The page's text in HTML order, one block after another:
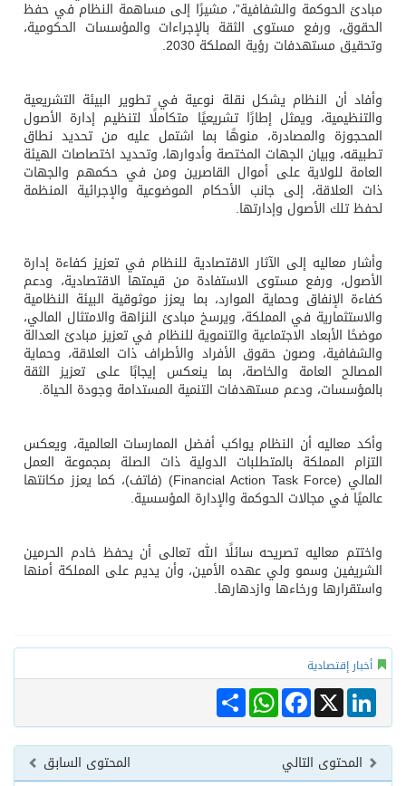
مبادئ الحوكمة والشفافية”، مشيرًا إلى مساهمة النظام في حفظ
الحقوق، ورفع مستوى الثقة بالإجراءات والمؤسسات الحكومية،
وتحقيق مستهدفات رؤية المملكة 2030.
وأفاد أن النظام يشكل نقلة نوعية في تطوير البيئة التشريعية
والتنظيمية، ويمثل إطارًا تشريعيًا متكاملًا لتنظيم إدارة الأصول
المحجوزة والمصادرة، منوهًا بما اشتمل عليه من تحديد نطاق
تطبيقه، وبيان الجهات المختصة وأدوارها، وتحديد اختصاصات الهيئة
العامة للولاية على أموال القاصرين ومن في حكمهم والجهات
ذات العلاقة، إلى جانب الأحكام الموضوعية والإجرائية المنظمة
لحفظ تلك الأصول وإدارتها.
وأشار معاليه إلى الآثار الاقتصادية للنظام في تعزيز كفاءة إدارة
الأصول، ورفع مستوى الاستفادة من قيمتها الاقتصادية، ودعم
كفاءة الإنفاق وحماية الموارد، بما يعزز موثوقية البيئة النظامية
والاستثمارية في المملكة، ويرسخ مبادئ النزاهة والامتثال المالي،
موضحًا الأبعاد الاجتماعية والتنموية للنظام في تعزيز مبادئ العدالة
والشفافية، وصون حقوق الأفراد والأطراف ذات العلاقة، وحماية
المصالح العامة والخاصة، بما ينعكس إيجابًا على تعزيز الثقة
بالمؤسسات، ودعم مستهدفات التنمية المستدامة وجودة الحياة.
وأكد معاليه أن النظام يواكب أفضل الممارسات العالمية، ويعكس
التزام المملكة بالمتطلبات الدولية ذات الصلة بمجموعة العمل
المالي (Financial Action Task Force) (فاتف)، كما يعزز مكانتها
عالميًا في مجالات الحوكمة والإدارة المؤسسية.
واختتم معاليه تصريحه سائلًا الله تعالى أن يحفظ خادم الحرمين
الشريفين وسمو ولي عهده الأمين، وأن يديم على المملكة أمنها
واستقرارها ورخاءها وازدهارها.
أخبار إقتصادية
Share
WhatsAppFacebook X
LinkedIn
المحتوى السابق المحتوى التالي